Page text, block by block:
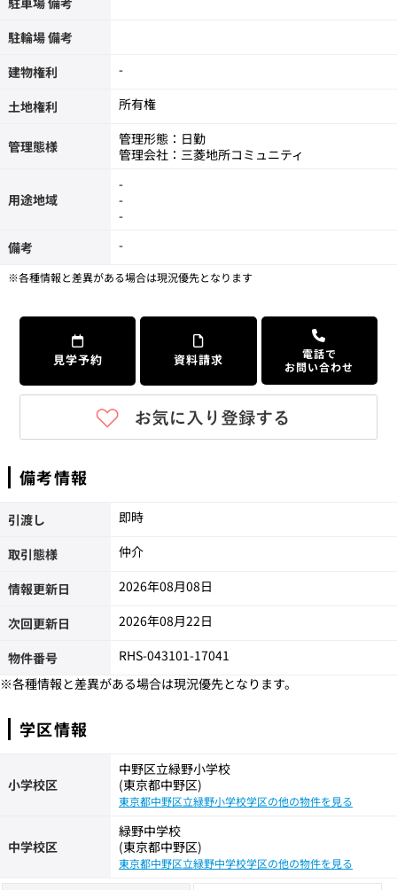
駐輪場 備考
建物権利
-
土地権利 所有権
管理態様
管理形態：日勤
管理会社：三菱地所コミュニティ
用途地域
-
-
-
備考
-
※各種情報と差異がある場合は現況優先となります
見学予約 資料請求
電話で
お問い合わせ
備考情報
引渡し 即時
取引態様 仲介
情報更新日 2026年08月08日
次回更新日 2026年08月22日
物件番号
RHS-043101-17041
※各種情報と差異がある場合は現況優先となります。
学区情報
小学校区
中野区立緑野小学校
(東京都中野区)
東京都中野区立緑野小学校学区の他の物件を見る
中学校区
緑野中学校
(東京都中野区)
東京都中野区立緑野中学校学区の他の物件を見る